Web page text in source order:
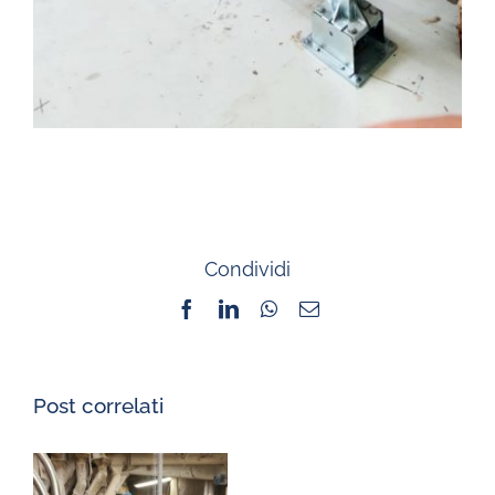
Condividi
FacebookLinkedInWhatsApp
Email
Post correlati